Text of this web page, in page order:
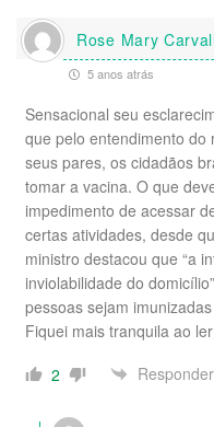
Rose Mary
5 anos atrás
Sensacional seu
que pelo entendimento do
seus pares, os cidadãos
tomar a vacina. O que
impedimento de acessar
certas atividades, desde
ministro destacou que “a
inviolabilidade do
pessoas sejam imunizadas
Fiquei mais tranquila ao
2
Responder